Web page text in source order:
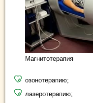
Магнитотерапия
озонотерапию;
лазеротерапию;